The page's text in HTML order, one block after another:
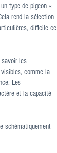
type de pigeon «
rend la sélection
difficile ce
savoir les
comme la
Les
et la capacité
schématiquement